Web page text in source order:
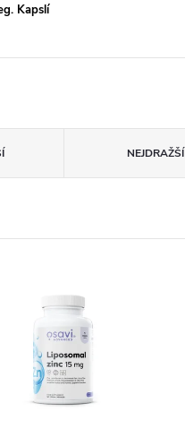
Kapslí
NEJDRAŽŠÍ